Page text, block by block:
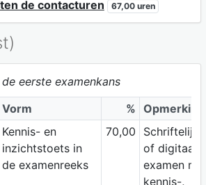
de contacturen 67,00 uren
eerste examenkans
Vorm % Opmerking
Kennis- en
inzichtstoets in
de examenreeks
70,00
Schriftelijk
of digitaal
examen
kennis-,